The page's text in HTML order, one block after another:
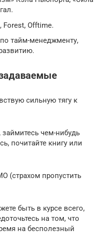
Forest, Offtime.
тайм-менеджменту,
сильную тягу к
займитесь чем-нибудь
почитайте книгу или
(страхом пропустить
быть в курсе всего,
на том, что
на бесполезный